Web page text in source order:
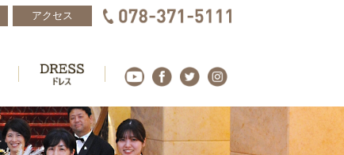
アクセス